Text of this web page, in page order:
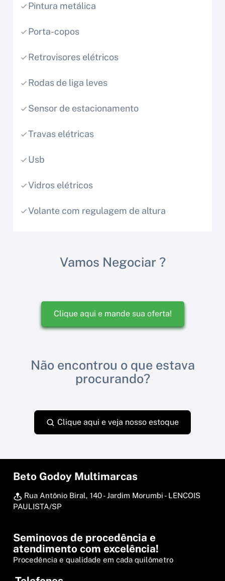
Pintura metálica
Porta-copos
Retrovisores elétricos
Rodas de liga leves
Sensor de estacionamento
Travas elétricas
Usb
Vidros elétricos
Volante com regulagem de altura
Vamos Negociar ?
Clique aqui e mande sua oferta!
Não encontrou o que estava
procurando?
Clique aqui e veja nosso estoque
Beto Godoy Multimarcas
Rua Antônio Biral, 140 - Jardim Morumbi - LENCOIS
PAULISTA/SP
Seminovos de procedência e
atendimento com excelência!
Procedência e qualidade em cada quilômetro